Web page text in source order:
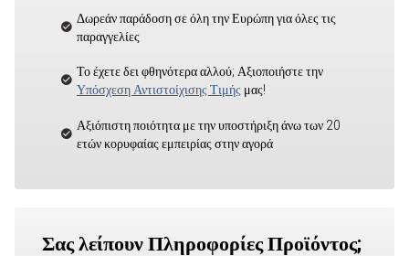
Δωρεάν παράδοση σε όλη την Ευρώπη για όλες τις
παραγγελίες
Το έχετε δει φθηνότερα αλλού; Αξιοποιήστε την
Υπόσχεση Αντιστοίχισης Τιμής μας!
Αξιόπιστη ποιότητα με την υποστήριξη άνω των 20
ετών κορυφαίας εμπειρίας στην αγορά
Σας λείπουν Πληροφορίες Προϊόντος;